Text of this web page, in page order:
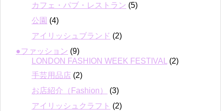
カフェ・パブ・レストラン (5)
公園 (4)
アイリッシュブランド (2)
●ファッション (9)
LONDON FASHION WEEK FESTIVAL
(2)
手芸用品店 (2)
お店紹介（Fashion）
(3)
アイリッシュクラフト (2)